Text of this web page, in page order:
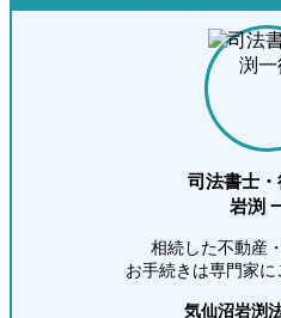
司法書士
岩渕
相続した不動産
お手続きは専門家に
気仙沼岩渕